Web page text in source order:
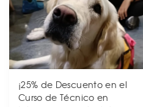
¡25% de Descuento en el
Curso de Técnico en